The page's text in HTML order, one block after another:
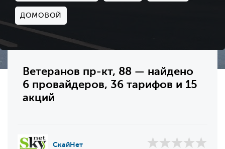
ДОМОВОЙ
Ветеранов пр-кт, 88 — найдено
6 провайдеров, 36 тарифов и 15
акций
СкайНет